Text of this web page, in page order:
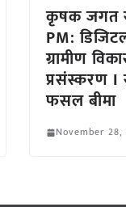
कृषक जगत
PM:
ग्रामीण
प्रसंस्करण I
फसल बीमा
November 28,